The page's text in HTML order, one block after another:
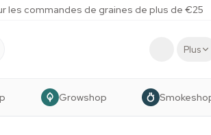
les commandes de graines de plus de €25
Plus
Growshop